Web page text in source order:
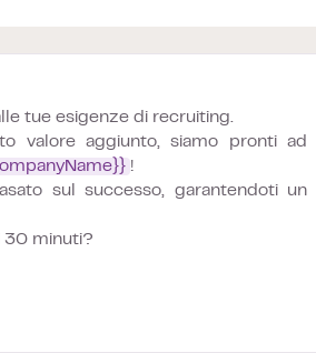
tue esigenze di recruiting.
valore aggiunto, siamo pronti ad
!
sul successo, garantendoti un
30 minuti?